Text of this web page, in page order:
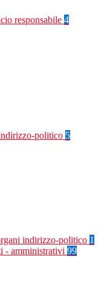
responsabile 4
politico 5
indirizzo-politico 1
- amministrativi 99